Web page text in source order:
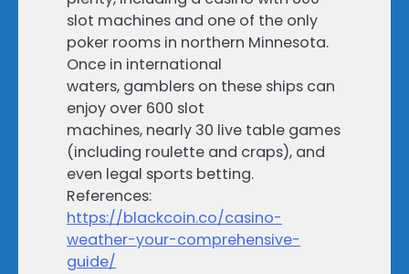
slot machines and one of the only
poker rooms in northern Minnesota.
Once in international
waters, gamblers on these ships can
enjoy over 600 slot
machines, nearly 30 live table games
(including roulette and craps), and
even legal sports betting.
References:
https://blackcoin.co/casino-
weather-your-comprehensive-
guide/